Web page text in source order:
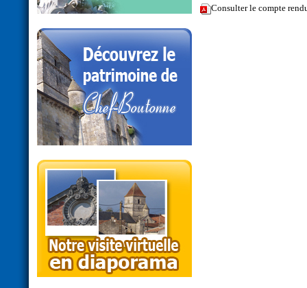
Consulter le compte